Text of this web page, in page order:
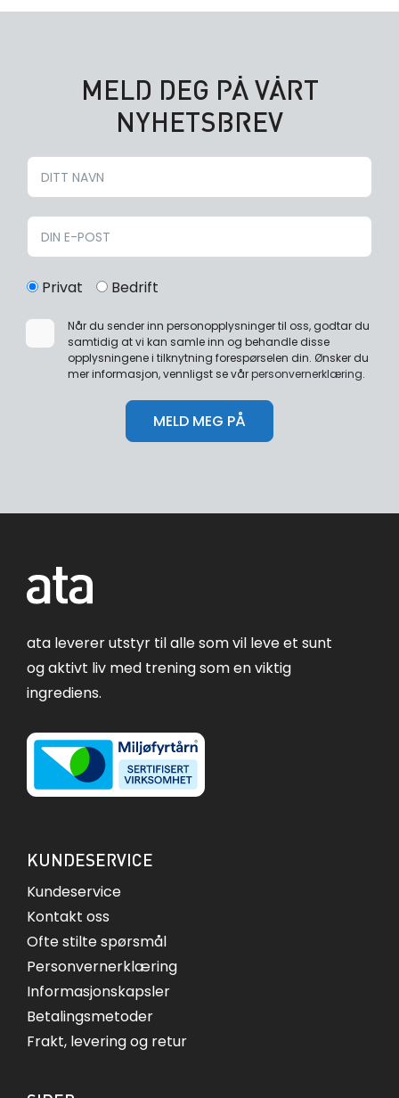
MELD DEG PÅ VÅRT
NYHETSBREV
Privat Bedrift
Når du sender inn personopplysninger til oss, godtar du
samtidig at vi kan samle inn og behandle disse
opplysningene i tilknytning forespørselen din. Ønsker du
mer informasjon, vennligst se vårpersonvernerklæring.
ata leverer utstyr til alle som vil leve et sunt
og aktivt liv med trening som en viktig
ingrediens.
KUNDESERVICE
Kundeservice
Kontakt oss
Ofte stilte spørsmål
Personvernerklæring
Informasjonskapsler
Betalingsmetoder
Frakt, levering og retur